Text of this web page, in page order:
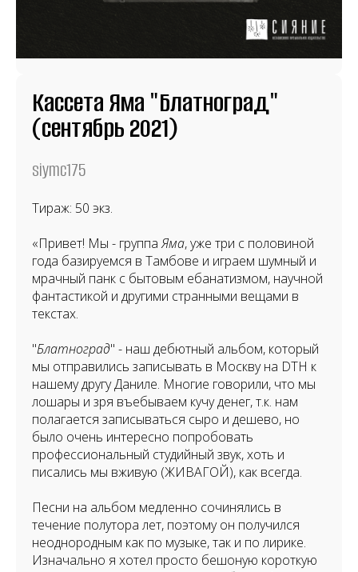
Кассета Яма "Блатноград"
(сентябрь 2021)
siymc175
Тираж: 50 экз.
«Привет! Мы - группаЯма, уже три с половиной
года базируемся в Тамбове и играем шумный и
мрачный панк с бытовым ебанатизмом, научной
фантастикой и другими странными вещами в
текстах.
"Блатноград" - наш дебютный альбом, который
мы отправились записывать в Москву на DTH к
нашему другу Даниле. Многие говорили, что мы
лошары и зря въебываем кучу денег, т.к. нам
полагается записываться сыро и дешево, но
было очень интересно попробовать
профессиональный студийный звук, хоть и
писались мы вживую (ЖИВАГОЙ), как всегда.
Песни на альбом медленно сочинялись в
течение полутора лет, поэтому он получился
неоднородным как по музыке, так и по лирике.
Изначально я хотел просто бешоную короткую